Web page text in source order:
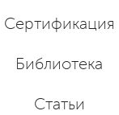
Сертификация
Библиотека
Статьи